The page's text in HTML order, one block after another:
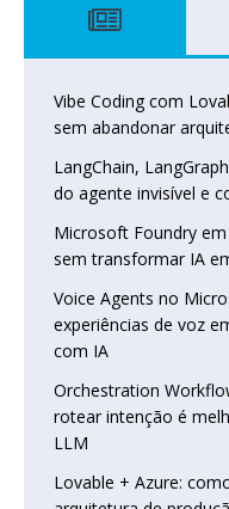
Vibe Coding com
sem abandonar
LangChain,
do agente invisível e
Microsoft Foundry
sem transformar IA
Voice Agents no
experiências de voz
com IA
Orchestration
rotear intenção é
LLM
Lovable + Azure: